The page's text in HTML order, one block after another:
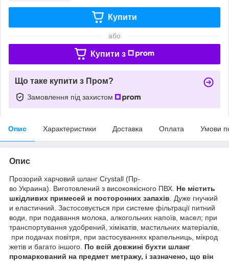
Купити
або
Купити з
Що таке купити з Пром?
Замовлення під захистом
Опис Характеристики Доставка Оплата Умови
Опис
Прозорий харчовий шланг Crystall (Пр-
во Украина). Виготовлений з високоякісного ПВХ. Не містить
шкідливих примесей и посторонних запахів . Дуже гнучкий
и еластичний. Застосовується при системе фільтрації питний
води, при подавання молока, алкогольних напоїв, масел; при
транспортування удобрений, хімікатів, мастильних матеріалів,
при подачах повітря, при застосуваннях крапельниць, мікрод
жетів и багато іншого. По всій довжині бухти шланг
промаркований на предмет метражу, і зазначено, що він